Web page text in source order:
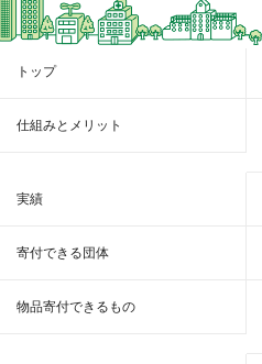
トップ
仕組みとメリット
実績
寄付できる団体
物品寄付できるもの